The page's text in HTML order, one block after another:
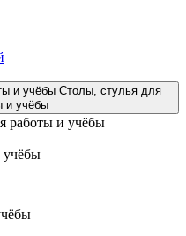
Столы, стулья для
и учёбы
учёбы